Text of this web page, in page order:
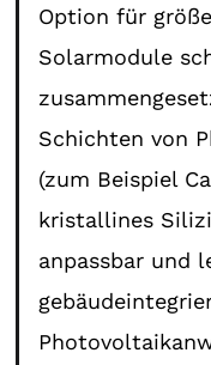
Option für
Solarmodule
Schichten von
(zum Beispiel
kristallines
anpassbar und